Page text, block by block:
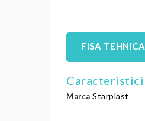
FISA TEHNICA
Caracteristici
Marca Starplast